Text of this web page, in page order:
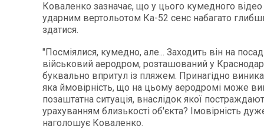
Коваленко зазначає, що у цього кумедного
ударним вертольотом Ка-52 сенс набагато
здатися.
"Посміялися, кумедно, але... Заходить він на
військовий аеродром, розташований у
буквально впритул із пляжем. Принагідно
яка ймовірність, що на цьому аеродромі може
позаштатна ситуація, внаслідок якої
урахуванням близькості об'єкта? Імовірність
наголошує Коваленко.